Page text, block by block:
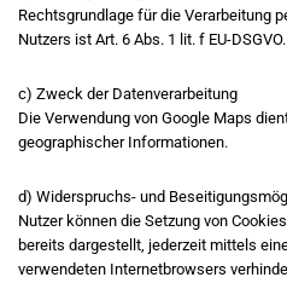
Rechtsgrundlage für die Verarbeitung
Nutzers ist Art. 6 Abs. 1 lit. f EU-DSGVO.
c) Zweck der Datenverarbeitung
Die Verwendung von Google Maps
geographischer Informationen.
d) Widerspruchs- und
Nutzer können die Setzung von
bereits dargestellt, jederzeit mittels
verwendeten Internetbrowsers